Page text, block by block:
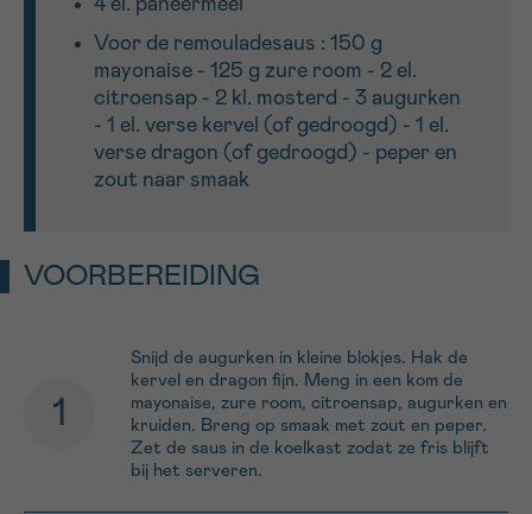
4 el. paneermeel
Voor de remouladesaus : 150 g
mayonaise - 125 g zure room - 2 el.
citroensap - 2 kl. mosterd - 3 augurken
- 1 el. verse kervel (of gedroogd) - 1 el.
verse dragon (of gedroogd) - peper en
zout naar smaak
VOORBEREIDING
Snijd de augurken in kleine blokjes. Hak de
kervel en dragon fijn. Meng in een kom de
mayonaise, zure room, citroensap, augurken en
kruiden. Breng op smaak met zout en peper.
Zet de saus in de koelkast zodat ze fris blijft
bij het serveren.